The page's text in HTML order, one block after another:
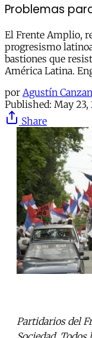
Problemas
El Frente Amplio,
progresismo
bastiones que
América Latina.
por Agustín
Published: May 23,
Share
Partidarios del